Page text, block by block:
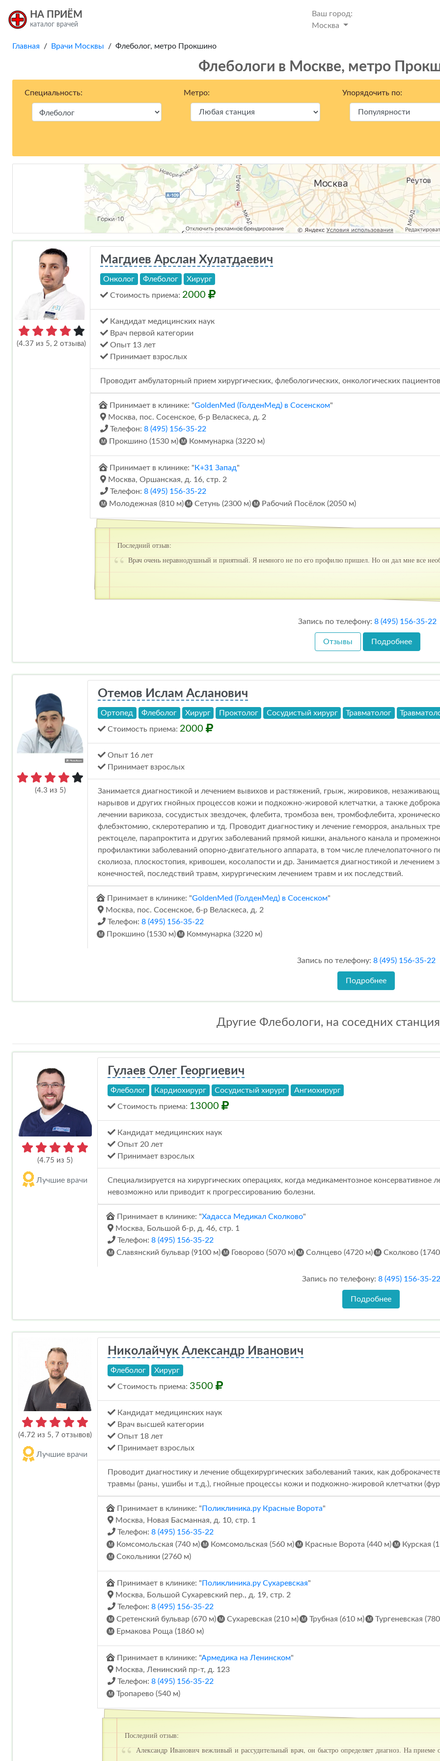
НА ПРИЁМ
каталог врачей
Ваш город:
Москва
Главная / Врачи Москвы / Флеболог, метро Прокшино
Флебологи в Москвe, метро
Специальность: Метро: Упорядочить по:
(4.37 из 5, 2 отзыва)
Магдиев Арслан Хулатдаевич
Онколог Флеболог Хирург
Стоимость приема: 2000
Кандидат медицинских наук
Врач первой категории
Опыт 13 лет
Принимает взрослых
Проводит амбулаторный прием хирургических, флебологических, онкологических
Принимает в клинике: "GoldenMed (ГолденМед) в Сосенском"
Москва, пос. Сосенское, б-р Веласкеса, д. 2
Телефон: 8 (495) 156-35-22
Прокшино (1530 м)
Коммунарка (3220 м)
Принимает в клинике: " К+31 Запад"
Москва, Оршанская, д. 16, стр. 2
Телефон: 8 (495) 156-35-22
Молодежная (810 м)
Сетунь (2300 м) Рабочий Посёлок (2050 м)
Последний отзыв:
Врач очень неравнодушный и приятный. Я немного не по его профилю пришел. Но он дал мне все
Запись по телефону: 8 (495) 156-35-22
Отзывы Подробнее
(4.3 из 5)
Отемов Ислам Асланович
Ортопед Флеболог Хирург Проктолог Сосудистый хирург Травматолог
Стоимость приема: 2000
Опыт 16 лет
Принимает взрослых
Занимается диагностикой и лечением вывихов и растяжений, грыж, жировиков,
нарывов и других гнойных процессов кожи и подкожно-жировой клетчатки, а также
лечении варикоза, сосудистых звездочек, флебита, тромбоза вен, тромбофлебита,
флебэктомию, склеротерапию и тд. Проводит диагностику и лечение геморроя, анальных
ректоцеле, парапроктита и других заболеваний прямой кишки, анального канала и
профилактики заболеваний опорно-двигательного аппарата, в том числе плечелопаточного
сколиоза, плоскостопия, кривошеи, косолапости и др. Занимается диагностикой и лечением
конечностей, последствий травм, хирургическим лечением травм и их последствий.
Принимает в клинике: "GoldenMed (ГолденМед) в Сосенском"
Москва, пос. Сосенское, б-р Веласкеса, д. 2
Телефон: 8 (495) 156-35-22
Прокшино (1530 м)
Коммунарка (3220 м)
Запись по телефону: 8 (495) 156-35-22
Подробнее
Другие Флебологи, на соседних
(4.75 из 5)
Лучшие врачи
Гулаев Олег Георгиевич
Флеболог Кардиохирург Сосудистый хирург Ангиохирург
Стоимость приема: 13000
Кандидат медицинских наук
Опыт 20 лет
Принимает взрослых
Специализируется на хирургических операциях, когда медикаментозное консервативное
невозможно или приводит к прогрессированию болезни.
Принимает в клинике: "Хадасса Медикал Сколково"
Москва, Большой б-р, д. 46, стр. 1
Телефон: 8 (495) 156-35-22
Славянский бульвар (9100 м)
Говорово (5070 м) Солнцево (4720 м) Сколково
Запись по телефону: 8 (495) 156-35-22
Подробнее
(4.72 из 5, 7 отзывов)
Лучшие врачи
Николайчук Александр Иванович
Флеболог Хирург
Стоимость приема: 3500
Кандидат медицинских наук
Врач высшей категории
Опыт 18 лет
Принимает взрослых
Проводит диагностику и лечение общехирургических заболеваний таких, как
травмы (раны, ушибы и т.д.), гнойные процессы кожи и подкожно-жировой клетчатки
Принимает в клинике: " Поликлиника.ру Красные Ворота"
Москва, Новая Басманная, д. 10, стр. 1
Телефон: 8 (495) 156-35-22
Комсомольская (740 м)
Комсомольская (560 м) Красные Ворота (440 м)
Курская
Сокольники (2760 м)
Принимает в клинике: " Поликлиника.ру Сухаревская"
Москва, Большой Сухаревский пер., д. 19, стр. 2
Телефон: 8 (495) 156-35-22
Сретенский бульвар (670 м)
Сухаревская (210 м) Трубная (610 м)
Тургеневская
Ермакова Роща (1860 м)
Принимает в клинике: "Армедика на Ленинском"
Москва, Ленинский пр-т, д. 123
Телефон: 8 (495) 156-35-22
Тропарево (540 м)
Последний отзыв:
Александр Иванович вежливый и рассудительный врач, он быстро определяет диагноз. На